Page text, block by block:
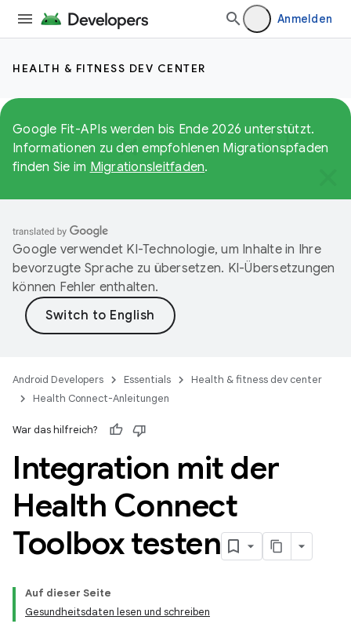
Anmelden
HEALTH & FITNESS DEV CENTER
Google Fit-APIs werden bis Ende 2026 unterstützt.
Informationen zu den empfohlenen Migrationspfaden
finden Sie im Migrationsleitfaden.
Google verwendet KI-Technologie, um Inhalte in Ihre
bevorzugte Sprache zu übersetzen. KI-Übersetzungen
können Fehler enthalten.
Android Developers Essentials
Health & fitness dev center
Health Connect-Anleitungen
War das hilfreich?
Integration mit der
Health Connect
Toolbox testen
Auf dieser Seite
Gesundheitsdaten lesen und schreiben